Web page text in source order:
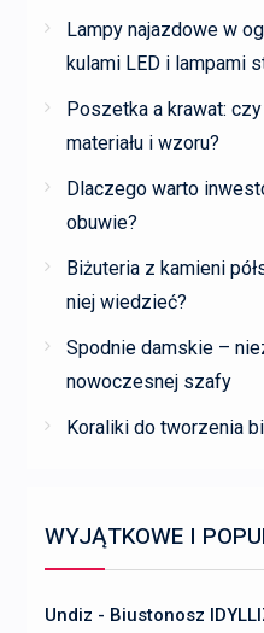
Lampy najazdowe w
kulami LED i lampami
Poszetka a krawat:
materiału i wzoru?
Dlaczego warto
obuwie?
Biżuteria z kamieni
niej wiedzieć?
Spodnie damskie –
nowoczesnej szafy
Koraliki do tworzenia
WYJĄTKOWE I
Undiz - Biustonosz